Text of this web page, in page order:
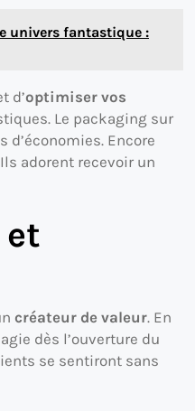
univers fantastique :
d’optimiser vos
Le packaging sur
Encore
adorent recevoir un
et
créateur de valeur. En
dès l’ouverture du
se sentiront sans